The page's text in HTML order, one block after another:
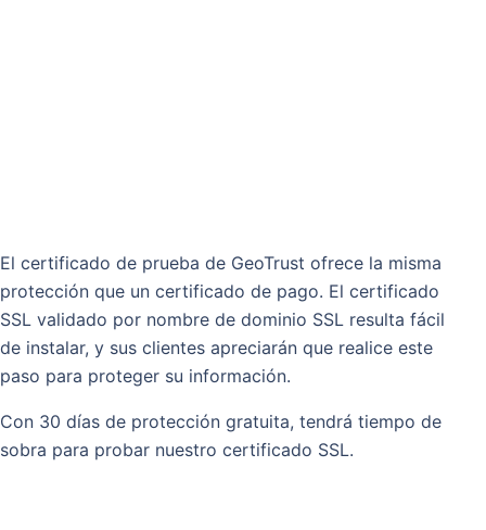
El certificado de prueba de GeoTrust ofrece la misma
protección que un certificado de pago. El certificado
SSL validado por nombre de dominio SSL resulta fácil
de instalar, y sus clientes apreciarán que realice este
paso para proteger su información.
Con 30 días de protección gratuita, tendrá tiempo de
sobra para probar nuestro certificado SSL.